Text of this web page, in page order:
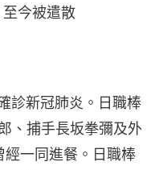
今被遣散
診新冠肺炎。日職棒
、捕手長坂拳彌及外
一同進餐。日職棒